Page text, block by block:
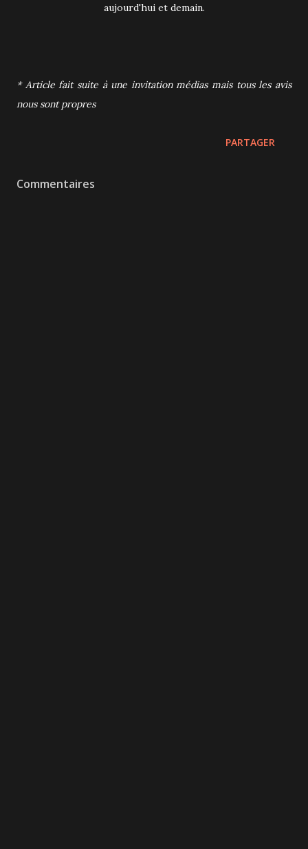
aujourd'hui et demain.
* Article fait suite à une invitation médias mais tous les avis
nous sont propres
PARTAGER
Commentaires